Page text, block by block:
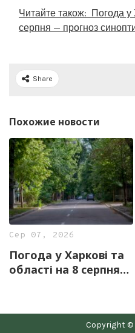
Читайте також: Погода у
серпня — прогноз
Share
Похожие новости
Сер 07, 2026
Погода у Харкові та
області на 8 серпня
Copyright ©